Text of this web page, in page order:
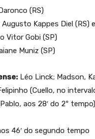
(RS)
Kappes Diel (RS)
Vitor Gobi (SP)
Muniz (SP)
Léo Linck; Madson,
(Cuello, no
aos 28′ do 2º
46′ do segundo tempo